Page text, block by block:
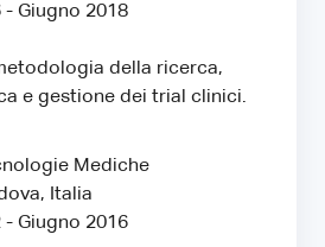
Giugno 2018
della ricerca,
e gestione dei trial clinici.
Mediche
Italia
Giugno 2016